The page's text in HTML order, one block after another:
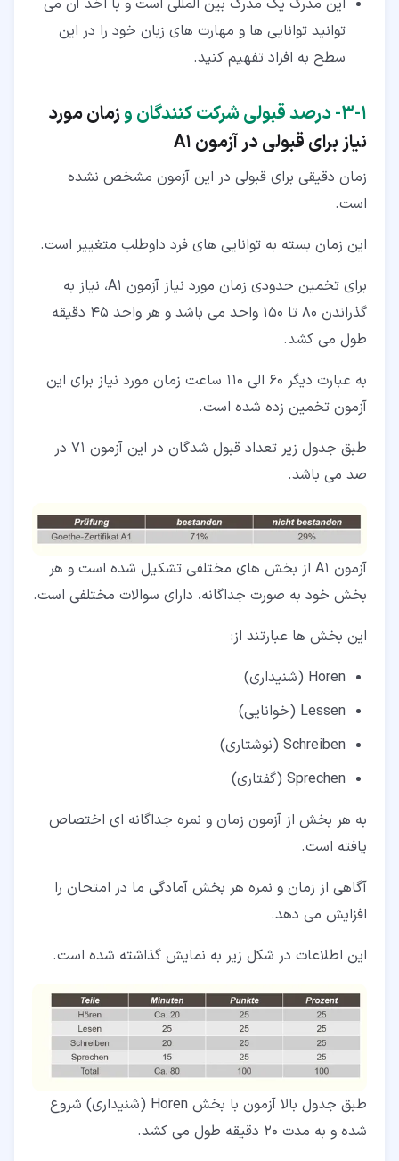
این مدرک یک مدرک بین المللی است و با اخذ آن می
توانید توانایی ها و مهارت های زبان خود را در این
سطح به افراد تفهیم کنید.
۱‏-‏۳‏- درصد قبولی شرکت کنندگان وزمان مورد
نیاز برای قبولی در آزمون A1
زمان دقیقی برای قبولی در این آزمون مشخص نشده
است.
این زمان بسته به توانایی های فرد داوطلب متغییر است.
برای تخمین حدودی زمان مورد نیاز آزمون A1، نیاز به
گذراندن 80 تا 150 واحد می باشد و هر واحد 45 دقیقه
طول می کشد.
به عبارت دیگر 60 الی 110 ساعت زمان مورد نیاز برای این
آزمون تخمین زده شده است.
طبق جدول زیر تعداد قبول شدگان در این آزمون 71 در
صد می باشد.
آزمون A1 از بخش های مختلفی تشکیل شده است و هر
بخش خود به صورت جداگانه، دارای سوالات مختلفی است.
این بخش ها عبارتند از:
Horen (شنیداری)
Lessen (خوانایی)
Schreiben (نوشتاری)
Sprechen (گفتاری)
به هر بخش از آزمون زمان و نمره جداگانه ای اختصاص
یافته است.
آگاهی از زمان و نمره هر بخش آمادگی ما در امتحان را
افزایش می دهد.
این اطلاعات در شکل زیر به نمایش گذاشته شده است.
طبق جدول بالا آزمون با بخش Horen (شنیداری) شروع
شده و به مدت 20 دقیقه طول می کشد.